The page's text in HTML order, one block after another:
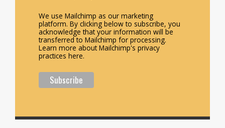
We use Mailchimp as our marketing
platform. By clicking below to subscribe, you
acknowledge that your information will be
transferred to Mailchimp for processing.
Learn more about Mailchimp's privacy
practices here.